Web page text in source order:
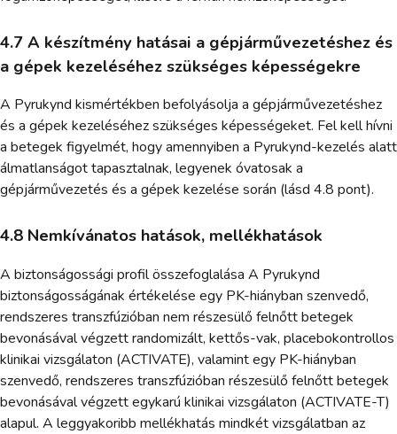
4.7 A készítmény hatásai a gépjárművezetéshez és
a gépek kezeléséhez szükséges képességekre
A Pyrukynd kismértékben befolyásolja a gépjárművezetéshez
és a gépek kezeléséhez szükséges képességeket. Fel kell hívni
a betegek figyelmét, hogy amennyiben a Pyrukynd-kezelés alatt
álmatlanságot tapasztalnak, legyenek óvatosak a
gépjárművezetés és a gépek kezelése során (lásd 4.8 pont).
4.8 Nemkívánatos hatások, mellékhatások
A biztonságossági profil összefoglalása A Pyrukynd
biztonságosságának értékelése egy PK-hiányban szenvedő,
rendszeres transzfúzióban nem részesülő felnőtt betegek
bevonásával végzett randomizált, kettős-vak, placebokontrollos
klinikai vizsgálaton (ACTIVATE), valamint egy PK-hiányban
szenvedő, rendszeres transzfúzióban részesülő felnőtt betegek
bevonásával végzett egykarú klinikai vizsgálaton (ACTIVATE-T)
alapul. A leggyakoribb mellékhatás mindkét vizsgálatban az